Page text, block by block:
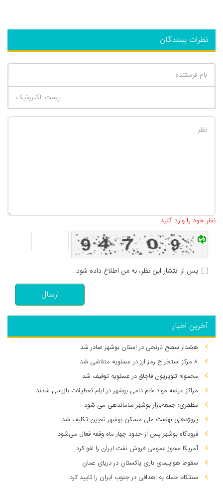
نظرات بینندگان
نظر خود را وارد کنید
پس از انتشار این نظر، به من اطلاع داده شود.
ارسال
آخرین اخبار
هشدار سطح نارنجی در استان بوشهر صادر شد
۸ مرکز استخراج رمز ارز در عسلویه متلاشی شد
محموله تلویزیون قاچاق در عسلویه توقیف شد
مراکز عرضه مواد خام دامی بوشهر در ایام تعطیلات بازرسی شدند
مظفری: جمعه‌بازار بوشهر ساماندهی می‌ شود
پروژه‌های نهضت ملی مسکن بوشهر تعیین تکلیف شد
فرودگاه بوشهر پس از حدود چهار ماه وقفه فعال می‌شود
آمریکا مجوز عمومی فروش نفت ایران را لغو کرد
سقوط هواپیمای باری پاکستان در دریای عمان
سنتکام حمله به اهدافی در جنوب ایران را تایید کرد